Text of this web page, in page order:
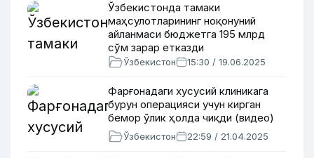
Ўзбекистонда тамаки
маҳсулотларининг ноқонуний
айланмаси бюджетга 195 млрд
сўм зарар етказди
Ўзбекистон 15:30 / 19.06.2025
Фарғонадаги хусусий клиникага
бурун операцияси учун кирган
бемор ўлик ҳолда чиқди (видео)
Ўзбекистон 22:59 / 21.04.2025